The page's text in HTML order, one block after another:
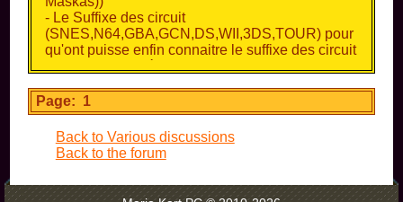
- Le Suffixe des circuit
(SNES,N64,GBA,GCN,DS,WII,3DS,TOUR) pour
qu'ont puisse enfin connaitre le suffixe des circuit
n'y a AUCUN circuit GBA dans MKWORLD
- Un mode mission comme sur DS
- Un tour du monde (comme un grand chelem)
(ps: il en faut du temps libre pour boucler 30
circuit)
- Des persos intéressant (Diddy, Funky Kong, MII,
Page: 1
Back to Various discussions
Back to the forum